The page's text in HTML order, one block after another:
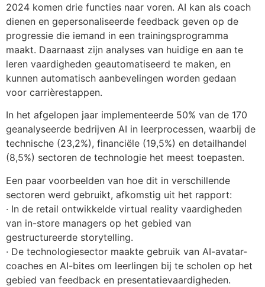
2024 komen drie functies naar voren. AI kan als coach
dienen en gepersonaliseerde feedback geven op de
progressie die iemand in een trainingsprogramma
maakt. Daarnaast zijn analyses van huidige en aan te
leren vaardigheden geautomatiseerd te maken, en
kunnen automatisch aanbevelingen worden gedaan
voor carrièrestappen.
In het afgelopen jaar implementeerde 50% van de 170
geanalyseerde bedrijven AI in leerprocessen, waarbij de
technische (23,2%), financiële (19,5%) en detailhandel
(8,5%) sectoren de technologie het meest toepasten.
Een paar voorbeelden van hoe dit in verschillende
sectoren werd gebruikt, afkomstig uit het rapport:
· In de retail ontwikkelde virtual reality vaardigheden
van in-store managers op het gebied van
gestructureerde storytelling.
· De technologiesector maakte gebruik van AI-avatar-
coaches en AI-bites om leerlingen bij te scholen op het
gebied van feedback en presentatievaardigheden.